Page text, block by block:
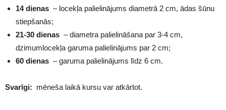
14 dienas – locekļa palielinājums diametrā 2 cm, ādas šūnu
stiepšanās;
21-30 dienas – diametra palielināšana par 3-4 cm,
dzimumlocekļa garuma palielinājums par 2 cm;
60 dienas – garuma palielinājums līdz 6 cm.
Svarīgi: mēneša laikā kursu var atkārtot.